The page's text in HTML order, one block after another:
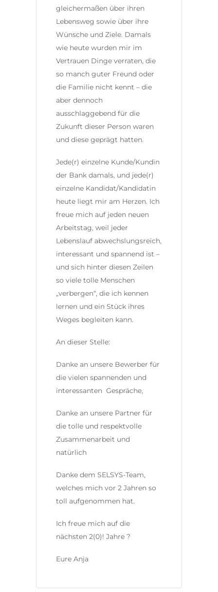
gleichermaßen über ihren
Lebensweg sowie über ihre
Wünsche und Ziele. Damals
wie heute wurden mir im
Vertrauen Dinge verraten, die
so manch guter Freund oder
die Familie nicht kennt – die
aber dennoch
ausschlaggebend für die
Zukunft dieser Person waren
und diese geprägt hatten.
Jede(r) einzelne Kunde/Kundin
der Bank damals, und jede(r)
einzelne Kandidat/Kandidatin
heute liegt mir am Herzen. Ich
freue mich auf jeden neuen
Arbeitstag, weil jeder
Lebenslauf abwechslungsreich,
interessant und spannend ist –
und sich hinter diesen Zeilen
so viele tolle Menschen
„verbergen“, die ich kennen
lernen und ein Stück ihres
Weges begleiten kann.
An dieser Stelle:
Danke an unsere Bewerber für
die vielen spannenden und
interessanten Gespräche,
Danke an unsere Partner für
die tolle und respektvolle
Zusammenarbeit und
natürlich
Danke dem SELSYS-Team,
welches mich vor 2 Jahren so
toll aufgenommen hat.
Ich freue mich auf die
nächsten 2(0)! Jahre ?
Eure Anja